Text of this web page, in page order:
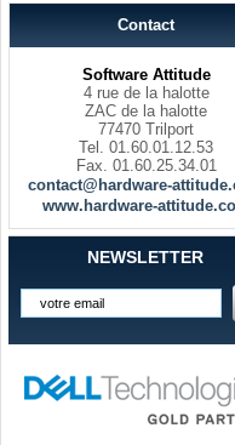
Contact
Software Attitude
4 rue de la halotte
ZAC de la halotte
77470 Trilport
Tel. 01.60.01.12.53
Fax. 01.60.25.34.01
contact@hardware-
www.hardware-
NEWSLETTER